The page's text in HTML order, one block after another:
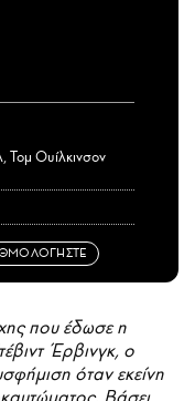
Τομ Ουίλκινσον
που έδωσε η
Έρβινγκ, ο
όταν εκείνη